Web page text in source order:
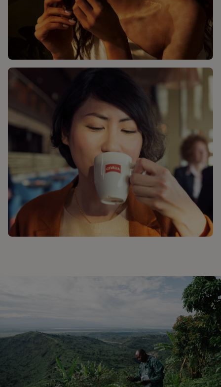
OPLEV L'OR BØNNER TIL DIN NÆSTE
KAFFEOPLEVELSE